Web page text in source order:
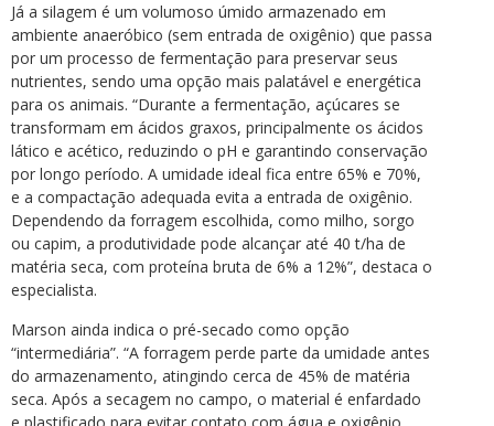
Já a silagem é um volumoso úmido armazenado em
ambiente anaeróbico (sem entrada de oxigênio) que passa
por um processo de fermentação para preservar seus
nutrientes, sendo uma opção mais palatável e energética
para os animais. “Durante a fermentação, açúcares se
transformam em ácidos graxos, principalmente os ácidos
lático e acético, reduzindo o pH e garantindo conservação
por longo período. A umidade ideal fica entre 65% e 70%,
e a compactação adequada evita a entrada de oxigênio.
Dependendo da forragem escolhida, como milho, sorgo
ou capim, a produtividade pode alcançar até 40 t/ha de
matéria seca, com proteína bruta de 6% a 12%”, destaca o
especialista.
Marson ainda indica o pré-secado como opção
“intermediária”. “A forragem perde parte da umidade antes
do armazenamento, atingindo cerca de 45% de matéria
seca. Após a secagem no campo, o material é enfardado